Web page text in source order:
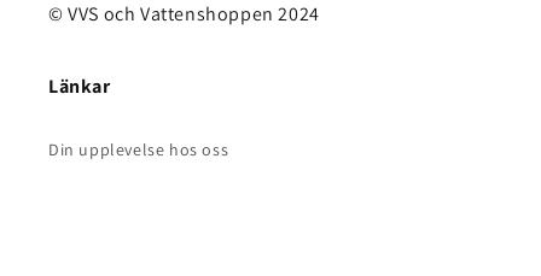
© VVS och Vattenshoppen 2024
Länkar
Din upplevelse hos oss